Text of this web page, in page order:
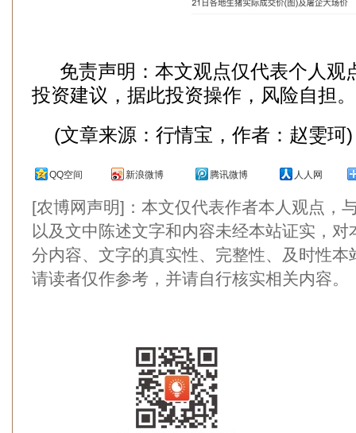
免责声明：本文观点仅代表个人观
投资建议，据此投资操作，风险自担。
(文章来源：行情宝，作者：赵雯珂)
QQ空间 新浪微博 腾讯微博 人人网
[农博网声明]：本文仅代表作者本人观点，
以及文中陈述文字和内容未经本站证实，
分内容、文字的真实性、完整性、及时性
请读者仅作参考，并请自行核实相关内容。